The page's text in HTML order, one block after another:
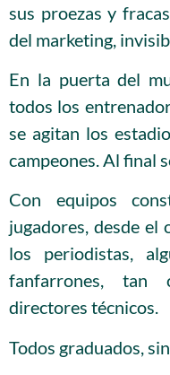
sus proezas y
del marketing,
En la puerta del
todos los
se agitan los
campeones. Al final
Con equipos
jugadores, desde el
los periodistas,
fanfarrones, tan
directores técnicos.
Todos graduados,